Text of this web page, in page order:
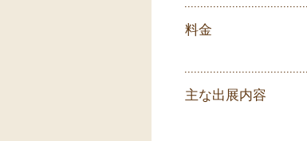
料金
主な出展内容